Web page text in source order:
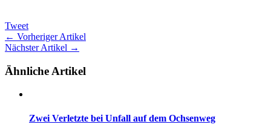
Tweet
← Vorheriger Artikel
Nächster Artikel →
Ähnliche Artikel
Zwei Verletzte bei Unfall auf dem Ochsenweg